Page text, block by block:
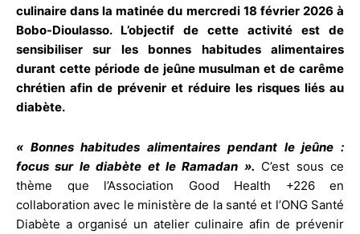
culinaire dans la matinée du mercredi 18 février 2026 à
Bobo-Dioulasso. L’objectif de cette activité est de
sensibiliser sur les bonnes habitudes alimentaires
durant cette période de jeûne musulman et de carême
chrétien afin de prévenir et réduire les risques liés au
diabète.
« Bonnes habitudes alimentaires pendant le jeûne :
focus sur le diabète et le Ramadan ». C’est sous ce
thème que l’Association Good Health +226 en
collaboration avec le ministère de la santé et l’ONG Santé
Diabète a organisé un atelier culinaire afin de prévenir